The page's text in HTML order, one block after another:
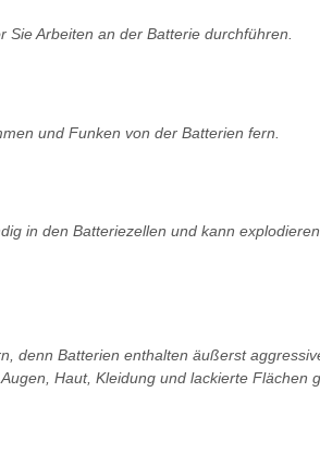
Arbeiten an der Batterie durchführen.
und Funken von der Batterien fern.
in den Batteriezellen und kann
denn Batterien enthalten äußerst
Haut, Kleidung und lackierte Flächen